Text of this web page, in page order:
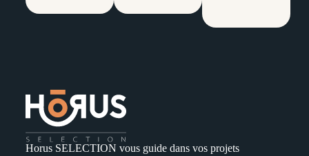
Horus SELECTION vous guide dans vos projets